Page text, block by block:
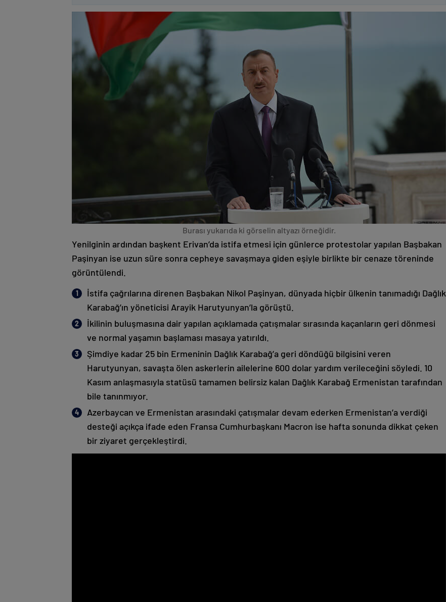
Burası yukarıda ki görselin altyazı örneğidir.
Yenilginin ardından başkent Erivan’da istifa etmesi için günlerce protestolar yapılan Başbakan
Paşinyan ise uzun süre sonra cepheye savaşmaya giden eşiyle birlikte bir cenaze töreninde
görüntülendi.
İstifa çağrılarına direnen Başbakan Nikol Paşinyan, dünyada hiçbir ülkenin tanımadığı Dağlık
Karabağ’ın yöneticisi Arayik Harutyunyan’la görüştü.
İkilinin buluşmasına dair yapılan açıklamada çatışmalar sırasında kaçanların geri dönmesi
ve normal yaşamın başlaması masaya yatırıldı.
Şimdiye kadar 25 bin Ermeninin Dağlık Karabağ’a geri döndüğü bilgisini veren
Harutyunyan, savaşta ölen askerlerin ailelerine 600 dolar yardım verileceğini söyledi. 10
Kasım anlaşmasıyla statüsü tamamen belirsiz kalan Dağlık Karabağ Ermenistan tarafından
bile tanınmıyor.
Azerbaycan ve Ermenistan arasındaki çatışmalar devam ederken Ermenistan’a verdiği
desteği açıkça ifade eden Fransa Cumhurbaşkanı Macron ise hafta sonunda dikkat çeken
bir ziyaret gerçekleştirdi.